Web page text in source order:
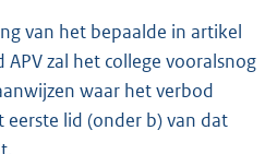
van het bepaalde in artikel
zal het college vooralsnog
waar het verbod
eerste lid (onder b) van dat